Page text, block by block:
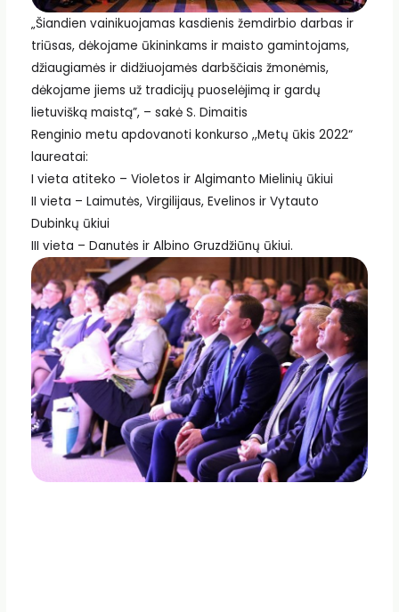
„Šiandien vainikuojamas kasdienis žemdirbio darbas ir
triūsas, dėkojame ūkininkams ir maisto gamintojams,
džiaugiamės ir didžiuojamės darbščiais žmonėmis,
dėkojame jiems už tradicijų puoselėjimą ir gardų
lietuvišką maistą”, – sakė S. Dimaitis
Renginio metu apdovanoti konkurso ,,Metų ūkis 2022“
laureatai:
I vieta atiteko – Violetos ir Algimanto Mielinių ūkiui
II vieta – Laimutės, Virgilijaus, Evelinos ir Vytauto
Dubinkų ūkiui
III vieta – Danutės ir Albino Gruzdžiūnų ūkiui.